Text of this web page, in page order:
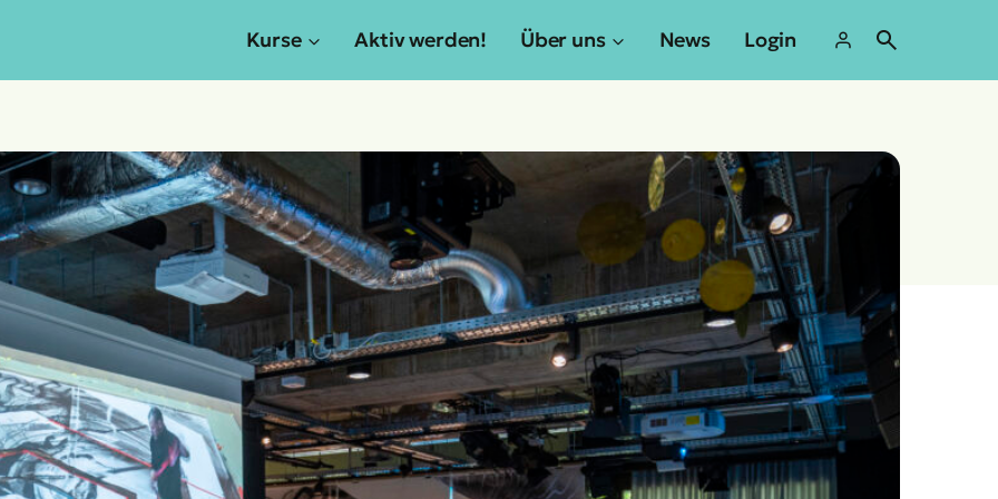
Kurse Aktiv werden! Über uns News Login